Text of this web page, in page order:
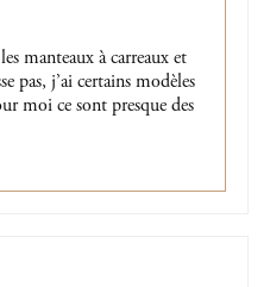
manteaux à carreaux et
pas, j’ai certains modèles
moi ce sont presque des